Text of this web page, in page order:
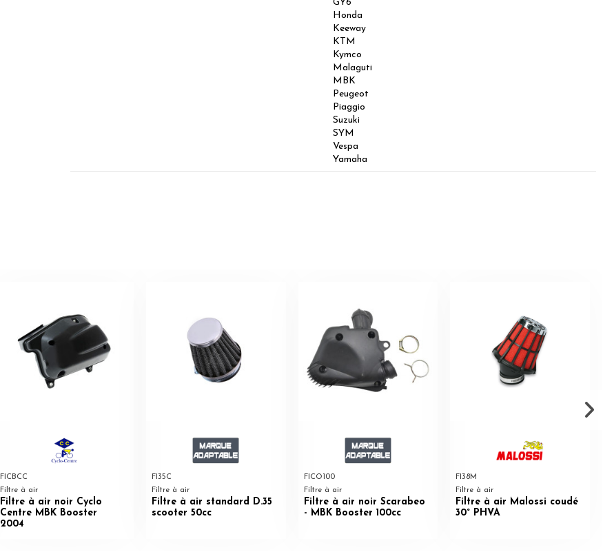
GY6
Honda
Keeway
KTM
Kymco
Malaguti
MBK
Peugeot
Piaggio
Suzuki
SYM
Vespa
Yamaha
FICBCC
Filtre à air
Filtre à air noir Cyclo
Centre MBK Booster
2004
FI35C
Filtre à air
Filtre à air standard D.35
scooter 50cc
FICO100
Filtre à air
Filtre à air noir Scarabeo
- MBK Booster 100cc
FI38M
Filtre à air
Filtre à air Malossi coudé
30° PHVA